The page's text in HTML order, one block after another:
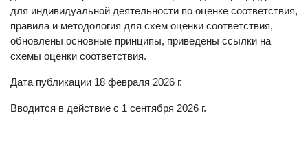
для объекта оценки соответствия, методы и процедуры
для индивидуальной деятельности по оценке соответствия,
правила и методология для схем оценки соответствия,
обновлены основные принципы, приведены ссылки на